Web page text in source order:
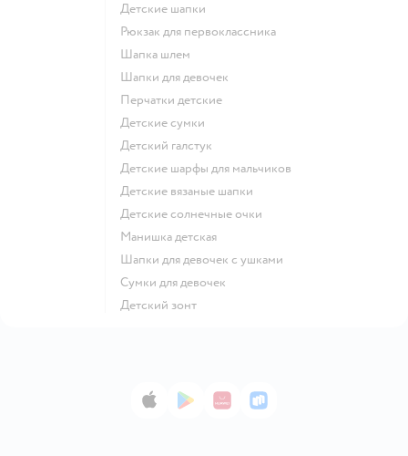
Детские шапки
Рюкзак для первоклассника
Шапка шлем
Шапки для девочек
Перчатки детские
Детские сумки
Детский галстук
Детские шарфы для мальчиков
Детские вязаные шапки
Детские солнечные очки
Манишка детская
Шапки для девочек с ушками
Сумки для девочек
Детский зонт
App StoreGoogle Play
AppGallery
RuStore